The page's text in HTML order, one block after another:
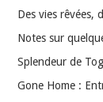
Des vies rêvées,
Notes sur
Splendeur de
Gone Home :